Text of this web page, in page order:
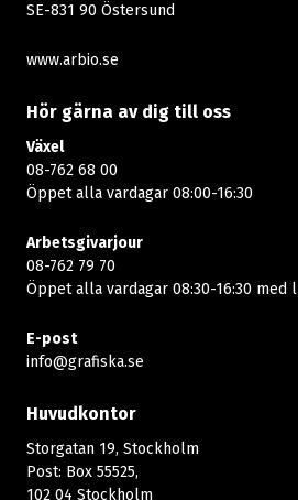
SE-831 90 Östersund
www.arbio.se
Hör gärna av dig till oss
Växel
08-762 68 00
Öppet alla vardagar 08:00-16:30​​
Arbetsgivarjour
08-762 79 70
Öppet alla vardagar 08:30-16:30 med
E-post
info@grafiska.se
Huvudkontor
Storgatan 19, Stockholm
Post: Box 55525,
102 04 Stockholm